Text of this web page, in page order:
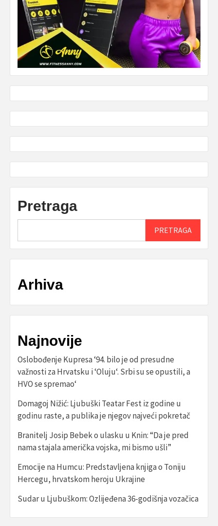
Pretraga
PRETRAGA
Arhiva
Najnovije
Oslobođenje Kupresa ‘94. bilo je od presudne
važnosti za Hrvatsku i ‘Oluju‘. Srbi su se opustili, a
HVO se spremao‘
Domagoj Nižić: Ljubuški Teatar Fest iz godine u
godinu raste, a publika je njegov najveći pokretač
Branitelj Josip Bebek o ulasku u Knin: “Da je pred
nama stajala američka vojska, mi bismo ušli”
Emocije na Humcu: Predstavljena knjiga o Toniju
Hercegu, hrvatskom heroju Ukrajine
Sudar u Ljubuškom: Ozlijeđena 36-godišnja vozačica